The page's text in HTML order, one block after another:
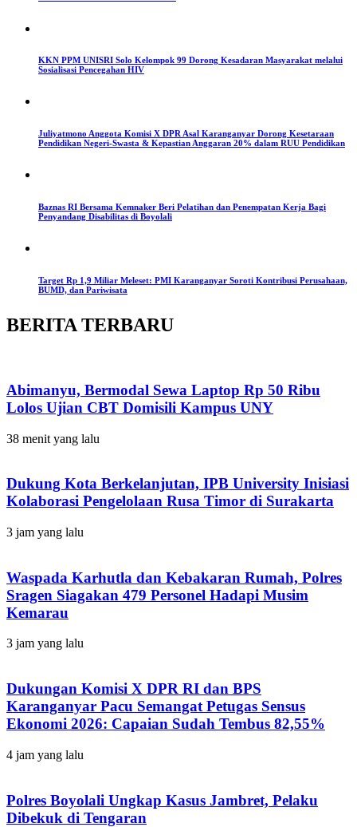
KKN PPM UNISRI Solo Kelompok 99 Dorong Kesadaran Masyarakat melalui
Sosialisasi Pencegahan HIV
Juliyatmono Anggota Komisi X DPR Asal Karanganyar Dorong Kesetaraan
Pendidikan Negeri-Swasta & Kepastian Anggaran 20% dalam RUU Pendidikan
Baznas RI Bersama Kemnaker Beri Pelatihan dan Penempatan Kerja Bagi
Penyandang Disabilitas di Boyolali
Target Rp 1,9 Miliar Meleset: PMI Karanganyar Soroti Kontribusi Perusahaan,
BUMD, dan Pariwisata
BERITA TERBARU
Abimanyu, Bermodal Sewa Laptop Rp 50 Ribu
Lolos Ujian CBT Domisili Kampus UNY
38 menit yang lalu
Dukung Kota Berkelanjutan, IPB University Inisiasi
Kolaborasi Pengelolaan Rusa Timor di Surakarta
3 jam yang lalu
Waspada Karhutla dan Kebakaran Rumah, Polres
Sragen Siagakan 479 Personel Hadapi Musim
Kemarau
3 jam yang lalu
Dukungan Komisi X DPR RI dan BPS
Karanganyar Pacu Semangat Petugas Sensus
Ekonomi 2026: Capaian Sudah Tembus 82,55%
4 jam yang lalu
Polres Boyolali Ungkap Kasus Jambret, Pelaku
Dibekuk di Tengaran